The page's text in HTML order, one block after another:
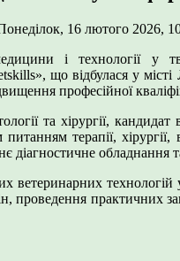
16 лютого 2026,
і технології
що відбулася у
професійної
та хірургії,
терапії, хірургії,
діагностичне обладнання
проведення практичних